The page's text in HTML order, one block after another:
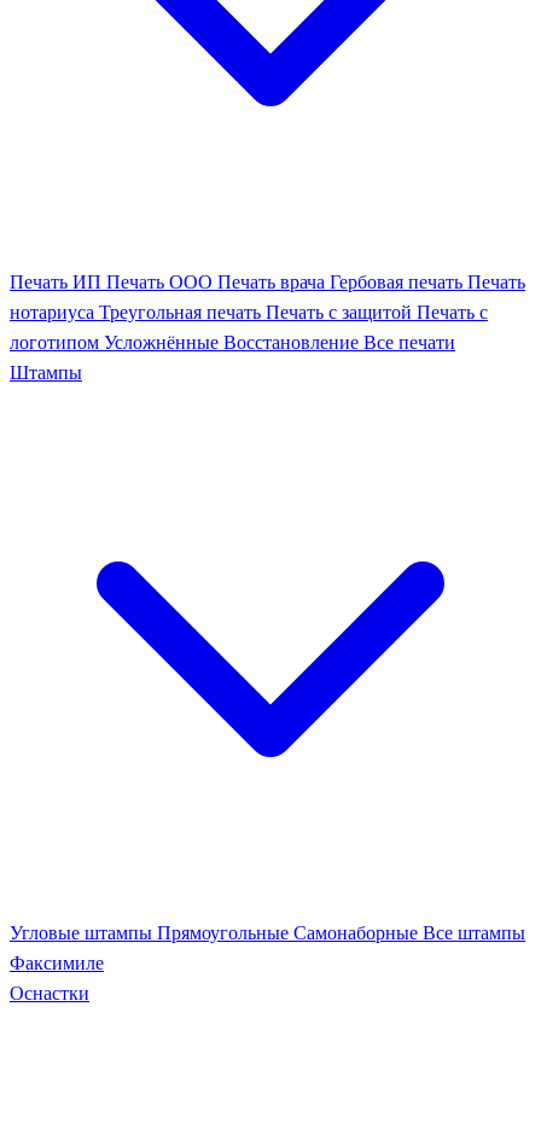
Печать ИП Печать ООО Печать врача Гербовая печать Печать
нотариуса Треугольная печать Печать с защитой Печать с
логотипом Усложнённые Восстановление Все печати
Штампы
Угловые штампы Прямоугольные Самонаборные Все штампы
Факсимиле
Оснастки